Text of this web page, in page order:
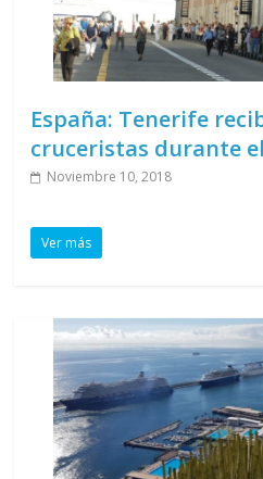
España: Tenerife
cruceristas durante
Noviembre 10, 2018
Ver más